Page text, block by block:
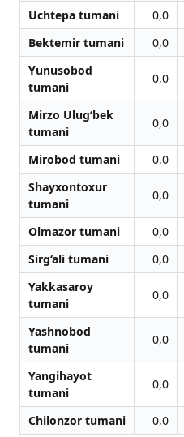
Uchtepa tumani
0,0
Bektemir tumani
0,0
Yunusobod
tumani
0,0
Mirzo Ulug‘bek
tumani
0,0
Mirobod tumani 0,0
Shayxontoxur
tumani
0,0
Olmazor tumani 0,0
Sirg‘ali tumani
0,0
Yakkasaroy
tumani
0,0
Yashnobod
tumani
0,0
Yangihayot
tumani
0,0
Chilonzor tumani 0,0